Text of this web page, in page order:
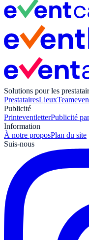
Solutions pour les
PrestatairesLieux
Publicité
PrinteventletterPublicité
Information
À notre proposPlan du site
Suis-nous